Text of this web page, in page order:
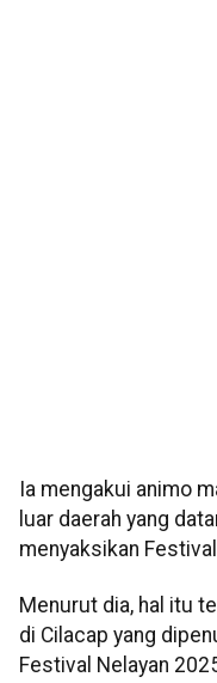
Ia mengakui animo
luar daerah yang
menyaksikan
Menurut dia, hal itu
di Cilacap yang
Festival Nelayan